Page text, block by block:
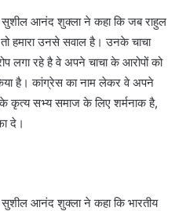
सुशील आनंद शुक्ला ने कहा कि जब राहुल
हमारा उनसे सवाल है। उनके चाचा
लगा रहे है वे अपने चाचा के आरोपों को
है। कांग्रेस का नाम लेकर वे अपने
कृत्य सभ्य समाज के लिए शर्मनाक है,
दे।
आनंद शुक्ला ने कहा कि भारतीय